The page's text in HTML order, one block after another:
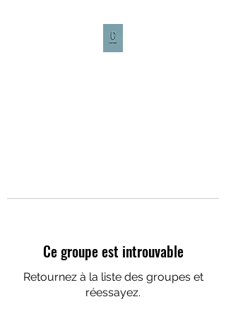
Ce groupe est introuvable
Retournez à la liste des groupes et
réessayez.